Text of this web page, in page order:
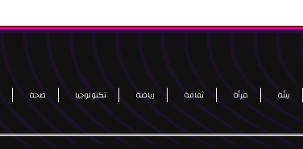
بيئة مرأة ثقافة رياضة تكنولوجيا صحة